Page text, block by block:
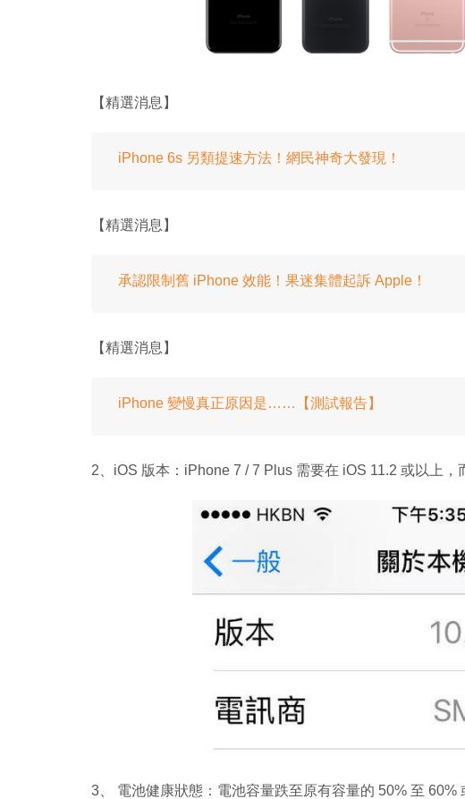
【精選消息】
iPhone 6s 另類提速方法！網民神奇大發現！
【精選消息】
承認限制舊 iPhone 效能！果迷集體起訴 Apple！
【精選消息】
iPhone 變慢真正原因是……【測試報告】
2、iOS 版本：iPhone 7 / 7 Plus 需要在 iOS 11.2 或以上
3、 電池健康狀態：電池容量跌至原有容量的 50% 至 60%